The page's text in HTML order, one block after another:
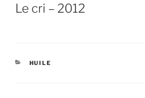
LE
Le cri – 2012
CATÉGORIES
HUILE